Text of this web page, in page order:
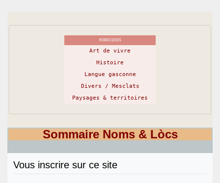
RUBRIQUES
Art de vivre
Histoire
Langue gasconne
Divers / Mesclats
Paysages & territoires
Sommaire Noms & Lòcs
Vous inscrire sur ce site